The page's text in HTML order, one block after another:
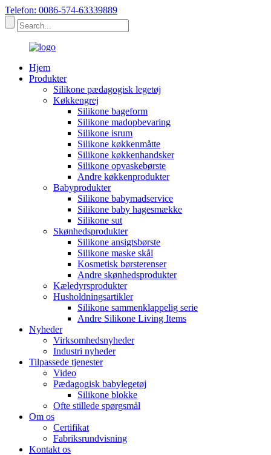
Telefon: 0086-574-63339889
Hjem
Produkter
Silikone pædagogisk legetøj
Køkkengrej
Silikone bageform
Silikone madopbevaring
Silikone isrum
Silikone køkkenmåtte
Silikone køkkenhandsker
Silikone opvaskebørste
Andre køkkenprodukter
Babyprodukter
Silikone babymadservice
Silikone baby hagesmække
Silikone sut
Skønhedsprodukter
Silikone ansigtsbørste
Silikone maske skål
Kosmetisk børsterenser
Andre skønhedsprodukter
Kæledyrsprodukter
Husholdningsartikler
Silikone sammenklappelig serie
Andre Silikone Living Items
Nyheder
Virksomhedsnyheder
Industri nyheder
Tilpassede tjenester
Video
Pædagogisk babylegetøj
Silikone blokke
Ofte stillede spørgsmål
Om os
Certifikat
Fabriksrundvisning
Kontakt os